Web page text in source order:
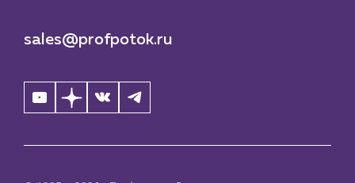
sales@profpotok.ru